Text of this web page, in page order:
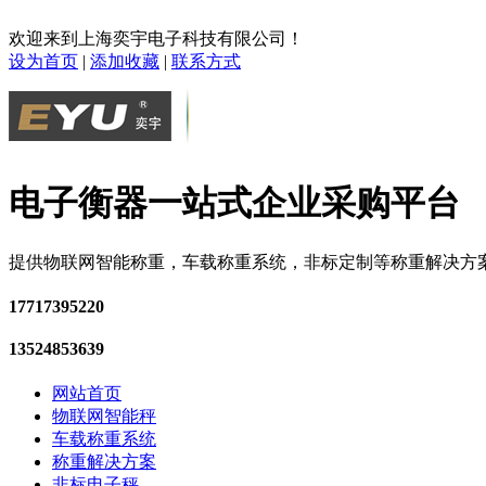
欢迎来到上海奕宇电子科技有限公司！
设为首页 | 添加收藏 | 联系方式
电子衡器一站式企业采购平台
提供物联网智能称重，车载称重系统，非标定制等称重解决方
17717395220
13524853639
网站首页
物联网智能秤
车载称重系统
称重解决方案